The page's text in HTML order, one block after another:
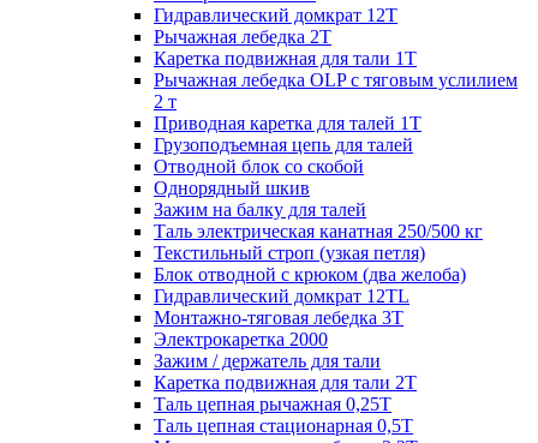
Гидравлический домкрат 12Т
Рычажная лебедка 2Т
Каретка подвижная для тали 1Т
Рычажная лебедка OLP с тяговым услилием
2 т
Приводная каретка для талей 1Т
Грузоподъемная цепь для талей
Отводной блок со скобой
Однорядный шкив
Зажим на балку для талей
Таль электрическая канатная 250/500 кг
Текстильный строп (узкая петля)
Блок отводной с крюком (два желоба)
Гидравлический домкрат 12TL
Монтажно-тяговая лебедка 3Т
Электрокаретка 2000
Зажим / держатель для тали
Каретка подвижная для тали 2Т
Таль цепная рычажная 0,25Т
Таль цепная стационарная 0,5Т